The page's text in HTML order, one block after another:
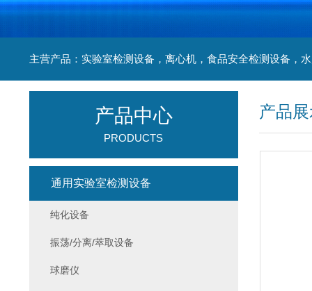
产品
产品中心
PRODUCTS
通用实验室检测设备
纯化设备
振荡/分离/萃取设备
球磨仪